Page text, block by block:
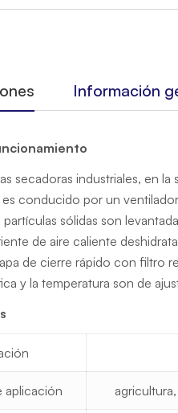
Información
secadoras industriales, en
conducido por un
partículas sólidas son
de aire caliente
de cierre rápido con filtro
y la temperatura son de
aplicación